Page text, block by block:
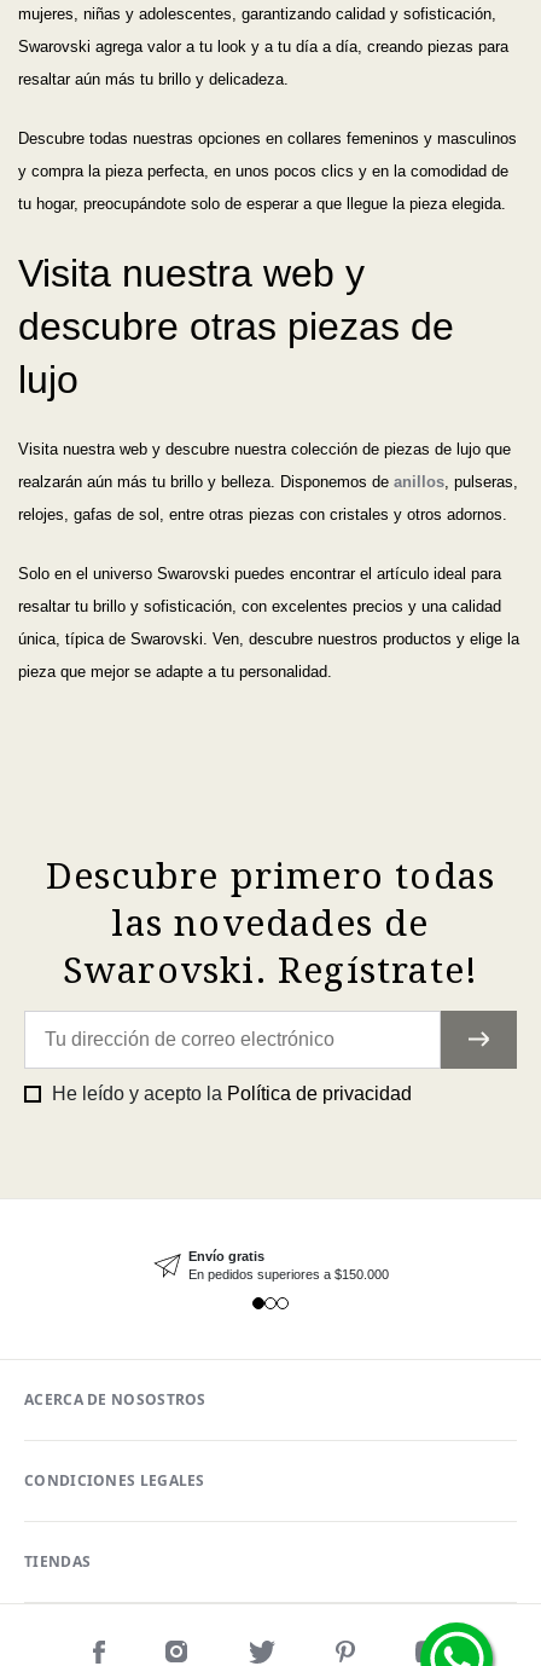
mujeres, niñas y adolescentes, garantizando calidad y sofisticación,
Swarovski agrega valor a tu look y a tu día a día, creando piezas para
resaltar aún más tu brillo y delicadeza.
Descubre todas nuestras opciones en collares femeninos y masculinos
y compra la pieza perfecta, en unos pocos clics y en la comodidad de
tu hogar, preocupándote solo de esperar a que llegue la pieza elegida.
Visita nuestra web y
descubre otras piezas de
lujo
Visita nuestra web y descubre nuestra colección de piezas de lujo que
realzarán aún más tu brillo y belleza. Disponemos de anillos , pulseras,
relojes, gafas de sol, entre otras piezas con cristales y otros adornos.
Solo en el universo Swarovski puedes encontrar el artículo ideal para
resaltar tu brillo y sofisticación, con excelentes precios y una calidad
única, típica de Swarovski. Ven, descubre nuestros productos y elige la
pieza que mejor se adapte a tu personalidad.
Descubre primero todas
las novedades de
Swarovski. Regístrate!
He leído y acepto la Política de privacidad
Envío gratis
En pedidos superiores a $150.000
ACERCA DE NOSOSTROS
CONDICIONES LEGALES
TIENDAS